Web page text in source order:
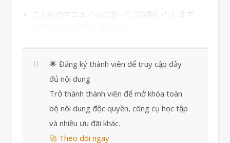
こちらのマニュアルに沿ってご説明いたします。
🌟 Đăng ký thành viên để truy cập đầy
đủ nội dung
Trở thành thành viên để mở khóa toàn
bộ nội dung độc quyền, công cụ học tập
và nhiều ưu đãi khác.
🚀 Theo dõi ngay